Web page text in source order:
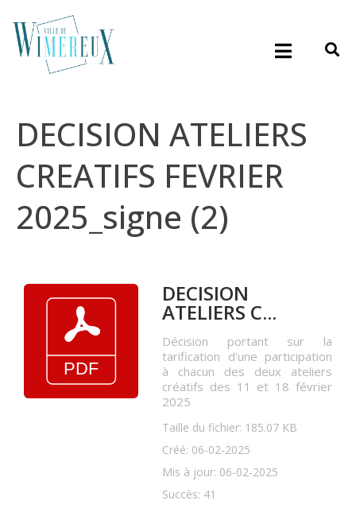
DECISION ATELIERS
CREATIFS FEVRIER
2025_signe (2)
DECISION
ATELIERS C...
Décision portant sur la
tarification d'une participation
à chacun des deux ateliers
créatifs des 11 et 18 février
2025
Taille du fichier: 185.07 KB
Créé: 06-02-2025
Mis à jour: 06-02-2025
Succès: 41